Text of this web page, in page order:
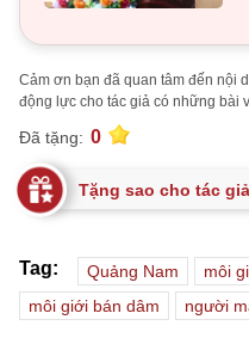
Cảm ơn bạn đã quan tâm đến nội
động lực cho tác giả có những bài
Đã tặng: 0
Tặng sao cho tác giả
Tag: Quảng Nam môi
môi giới bán dâm
người